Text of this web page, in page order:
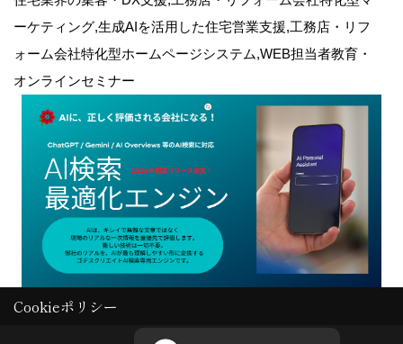
ーケティング,生成AIを活用した住宅営業支援,工務店・リフ
ォーム会社特化型ホームページシステム,WEB担当者教育・
オンラインセミナー
Cookieポリシー